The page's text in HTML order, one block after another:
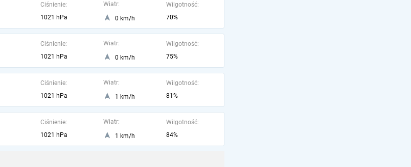
Ciśnienie:
1021 hPa
Wiatr:
0 km/h
Wilgotność:
70%
Ciśnienie:
1021 hPa
Wiatr:
0 km/h
Wilgotność:
75%
Ciśnienie:
1021 hPa
Wiatr:
1 km/h
Wilgotność:
81%
Ciśnienie:
1021 hPa
Wiatr:
1 km/h
Wilgotność:
84%